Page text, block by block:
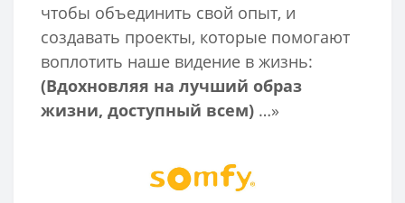
чтобы объединить свой опыт, и
создавать проекты, которые помогают
воплотить наше видение в жизнь:
(Вдохновляя на лучший образ
жизни, доступный всем) …»